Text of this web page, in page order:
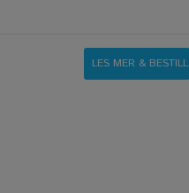
LES MER & BESTILL